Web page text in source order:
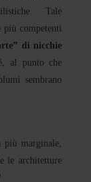
Tale
più competenti
di nicchie
al punto che
sembrano
marginale,
le architetture